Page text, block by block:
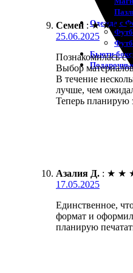
Одежда с
Бьюти-
Семен : ★ ★ ★ ★
25.06.2025
Познакомилась с
Выбор
В течение
лучше, чем
Теперь планирую
Азалия Д. : ★ ★
17.05.2025
Единственное,
формат и
планирую